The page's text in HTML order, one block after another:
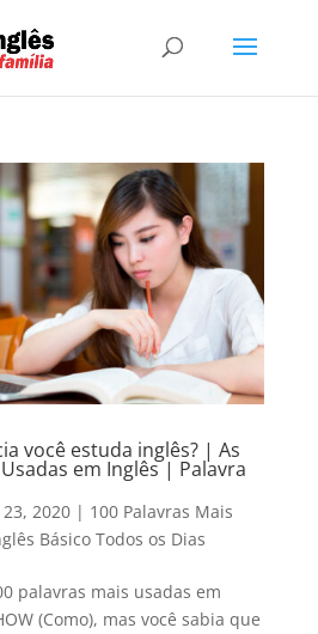
você estuda inglês? | As
em Inglês | Palavra
2020| 100 Palavras Mais
Básico Todos os Dias
palavras mais usadas em
(Como), mas você sabia que